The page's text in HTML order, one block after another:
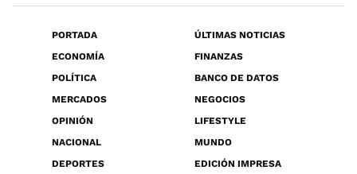
PORTADA
ÚLTIMAS NOTICIAS
ECONOMÍA
FINANZAS
POLÍTICA
BANCO DE DATOS
MERCADOS
NEGOCIOS
OPINIÓN
LIFESTYLE
NACIONAL
MUNDO
DEPORTES
EDICIÓN IMPRESA